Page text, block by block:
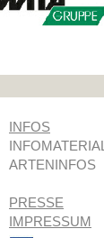
INFOS
INFOMATERIAL
ARTENINFOS
PRESSE
IMPRESSUM